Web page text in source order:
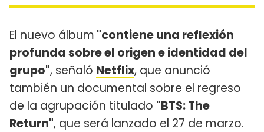
El nuevo álbum "contiene una reflexión
profunda sobre el origen e identidad del
grupo", señaló Netflix, que anunció
también un documental sobre el regreso
de la agrupación titulado "BTS: The
Return", que será lanzado el 27 de marzo.